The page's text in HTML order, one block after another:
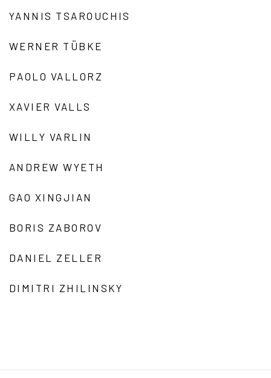
YANNIS TSAROUCHIS
WERNER TÜBKE
PAOLO VALLORZ
XAVIER VALLS
WILLY VARLIN
ANDREW WYETH
GAO XINGJIAN
BORIS ZABOROV
DANIEL ZELLER
DIMITRI ZHILINSKY